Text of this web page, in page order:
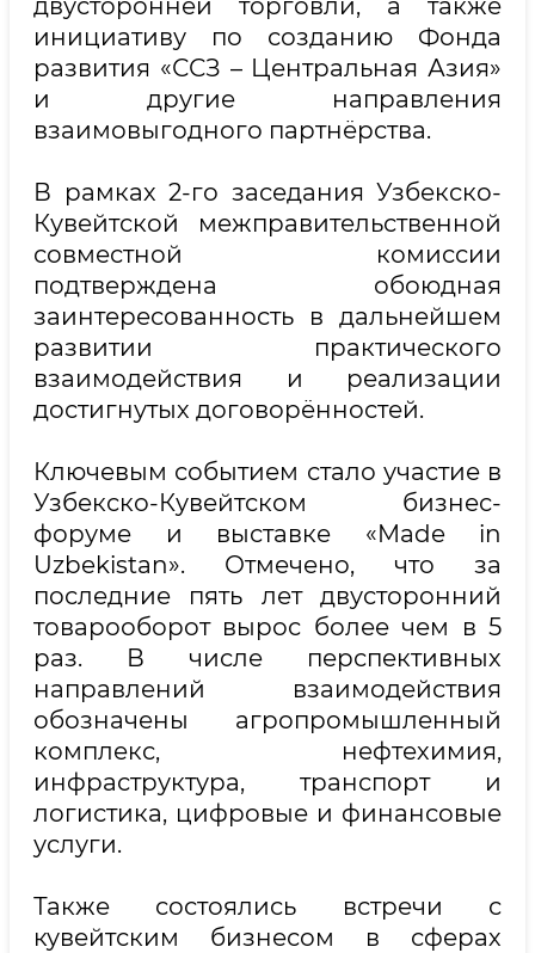
двусторонней торговли, а также
инициативу по созданию Фонда
развития «ССЗ – Центральная Азия»
и другие направления
взаимовыгодного партнёрства.
В рамках 2-го заседания Узбекско-
Кувейтской межправительственной
совместной комиссии
подтверждена обоюдная
заинтересованность в дальнейшем
развитии практического
взаимодействия и реализации
достигнутых договорённостей.
Ключевым событием стало участие в
Узбекско-Кувейтском бизнес-
форуме и выставке «Made in
Uzbekistan». Отмечено, что за
последние пять лет двусторонний
товарооборот вырос более чем в 5
раз. В числе перспективных
направлений взаимодействия
обозначены агропромышленный
комплекс, нефтехимия,
инфраструктура, транспорт и
логистика, цифровые и финансовые
услуги.
Также состоялись встречи с
кувейтским бизнесом в сферах